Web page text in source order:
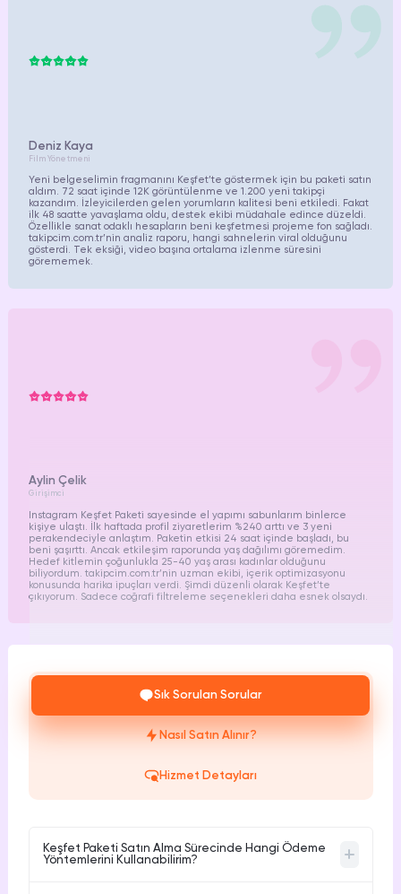
Deniz Kaya
Film Yönetmeni
Yeni belgeselimin fragmanını Keşfet’te göstermek için bu paketi satın
aldım. 72 saat içinde 12K görüntülenme ve 1.200 yeni takipçi
kazandım. İzleyicilerden gelen yorumların kalitesi beni etkiledi. Fakat
ilk 48 saatte yavaşlama oldu, destek ekibi müdahale edince düzeldi.
Özellikle sanat odaklı hesapların beni keşfetmesi projeme fon sağladı.
takipcim.com.tr’nin analiz raporu, hangi sahnelerin viral olduğunu
gösterdi. Tek eksiği, video başına ortalama izlenme süresini
görememek.
Aylin Çelik
Girişimci
Instagram Keşfet Paketi sayesinde el yapımı sabunlarım binlerce
kişiye ulaştı. İlk haftada profil ziyaretlerim %240 arttı ve 3 yeni
perakendeciyle anlaştım. Paketin etkisi 24 saat içinde başladı, bu
beni şaşırttı. Ancak etkileşim raporunda yaş dağılımı göremedim.
Hedef kitlemin çoğunlukla 25-40 yaş arası kadınlar olduğunu
biliyordum. takipcim.com.tr’nin uzman ekibi, içerik optimizasyonu
konusunda harika ipuçları verdi. Şimdi düzenli olarak Keşfet’te
çıkıyorum. Sadece coğrafi filtreleme seçenekleri daha esnek olsaydı.
Sık Sorulan Sorular
Nasıl Satın Alınır?
Hizmet Detayları
Keşfet Paketi Satın Alma Sürecinde Hangi Ödeme
Yöntemlerini Kullanabilirim?